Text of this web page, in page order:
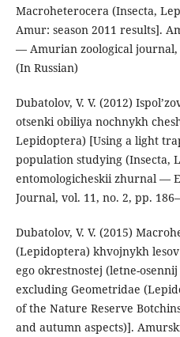
Macroheterocera (Insecta,
Amur: season 2011 results].
— Amurian zoological journal,
(In Russian)
Dubatolov, V. V. (2012)
otsenki obiliya nochnykh
Lepidoptera) [Using a light
population studying (Insecta,
entomologicheskii zhurnal —
Journal, vol. 11, no. 2, pp.
Dubatolov, V. V. (2015)
(Lepidoptera) khvojnykh
ego okrestnostej (letne-
excluding Geometridae
of the Nature Reserve
and autumn aspects)].